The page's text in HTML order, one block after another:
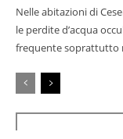
Nelle abitazioni di
le perdite d’acqua
frequente soprattutto